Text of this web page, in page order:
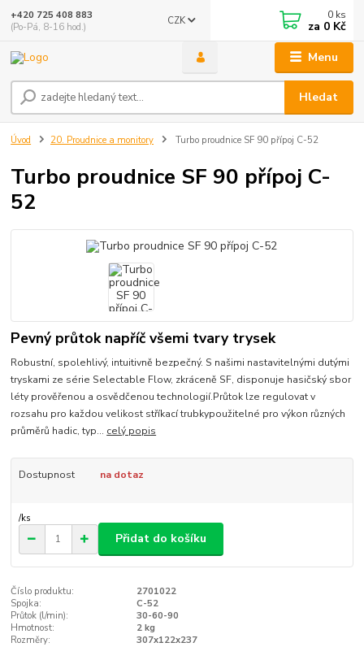
Menu
CZK
Hledat
+420 725 408 883
(Po-Pá, 8-16 hod.)
0 ks
za 0 Kč
Úvod 20. Proudnice a monitory Turbo proudnice SF 90 přípoj C-52
Turbo proudnice SF 90 přípoj C-
52
Pevný průtok napříč všemi tvary trysek
Robustní, spolehlivý, intuitivně bezpečný. S našimi nastavitelnými dutými
tryskami ze série Selectable Flow, zkráceně SF, disponuje hasičský sbor
léty prověřenou a osvědčenou technologií.Průtok lze regulovat v
rozsahu pro každou velikost stříkací trubkypoužitelné pro výkon různých
průměrů hadic, typ... celý popis
Dostupnost na dotaz
/ks
Přidat do košíku
Číslo produktu:
2701022
Spojka:
C-52
Průtok (l/min):
30-60-90
Hmotnost:
2 kg
Rozměry:
307x122x237